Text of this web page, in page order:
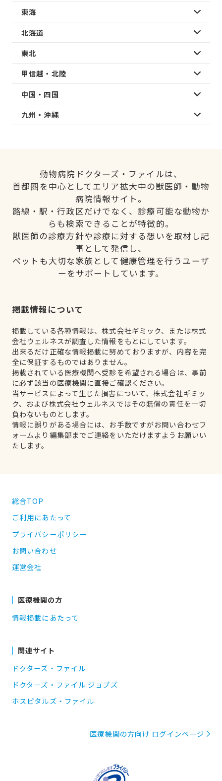
東海
北海道
東北
甲信越・北陸
中国・四国
九州・沖縄
動物病院ドクターズ・ファイルは、
首都圏を中心としてエリア拡大中の獣医師・動物
病院情報サイト。
路線・駅・行政区だけでなく、診療可能な動物か
らも検索できることが特徴的。
獣医師の診療方針や診療に対する想いを取材し記
事として発信し、
ペットも大切な家族として健康管理を行うユーザ
ーをサポートしています。
掲載情報について
掲載している各種情報は、株式会社ギミック、または株式
会社ウェルネスが調査した情報をもとにしています。
出来るだけ正確な情報掲載に努めておりますが、内容を完
全に保証するものではありません。
掲載されている医療機関へ受診を希望される場合は、事前
に必ず該当の医療機関に直接ご確認ください。
当サービスによって生じた損害について、株式会社ギミッ
ク、および株式会社ウェルネスではその賠償の責任を一切
負わないものとします。
情報に誤りがある場合には、お手数ですがお問い合わせフ
ォームより編集部までご連絡をいただけますようお願いい
たします。
総合TOP
ご利用にあたって
プライバシーポリシー
お問い合わせ
運営会社
医療機関の方
情報掲載にあたって
関連サイト
ドクターズ・ファイル
ドクターズ・ファイル ジョブズ
ホスピタルズ・ファイル
医療機関の方向け ログインページ